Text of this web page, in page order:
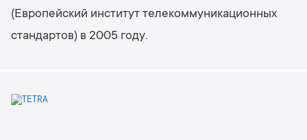
(Европейский институт телекоммуникационных
стандартов) в 2005 году.